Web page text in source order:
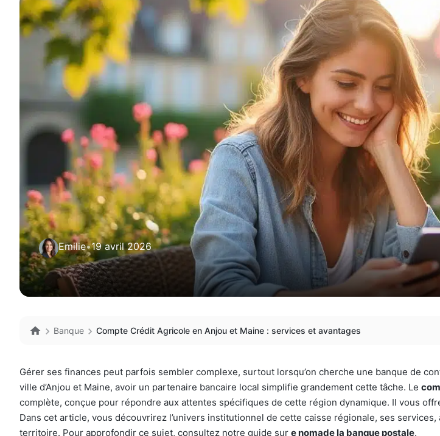
Emilie•19 avril 2026
Banque Compte Crédit Agricole en Anjou et Maine : services et avantages
Gérer ses finances peut parfois sembler complexe, surtout lorsqu’on cherche une banque de
ville d’Anjou et Maine, avoir un partenaire bancaire local simplifie grandement cette tâche. Le
complète, conçue pour répondre aux attentes spécifiques de cette région dynamique. Il vous
Dans cet article, vous découvrirez l’univers institutionnel de cette caisse régionale, ses
territoire. Pour approfondir ce sujet, consultez notre guide sur e nomade la banque postale.